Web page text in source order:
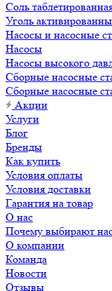
Соль
Уголь
Насосы и насосные
Насосы
Насосы высокого
Сборные насосные
Сборные насосные
Акции
Услуги
Блог
Бренды
Как купить
Условия оплаты
Условия доставки
Гарантия на товар
О нас
Почему выбирают
О компании
Команда
Новости
Отзывы